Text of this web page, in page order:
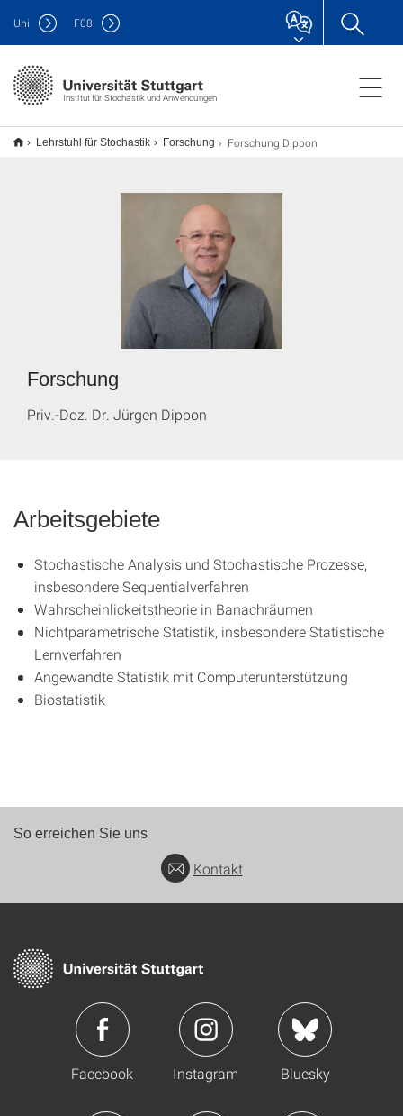
Institut für Stochastik und Anwendungen
Uni F08
Lehrstuhl für Stochastik Forschung Forschung Dippon
Forschung
Priv.-Doz. Dr. Jürgen Dippon
Arbeitsgebiete
Stochastische Analysis und Stochastische Prozesse,
insbesondere Sequentialverfahren
Wahrscheinlickeitstheorie in Banachräumen
Nichtparametrische Statistik, insbesondere Statistische
Lernverfahren
Angewandte Statistik mit Computerunterstützung
Biostatistik
So erreichen Sie uns
Kontakt
Facebook Instagram Bluesky